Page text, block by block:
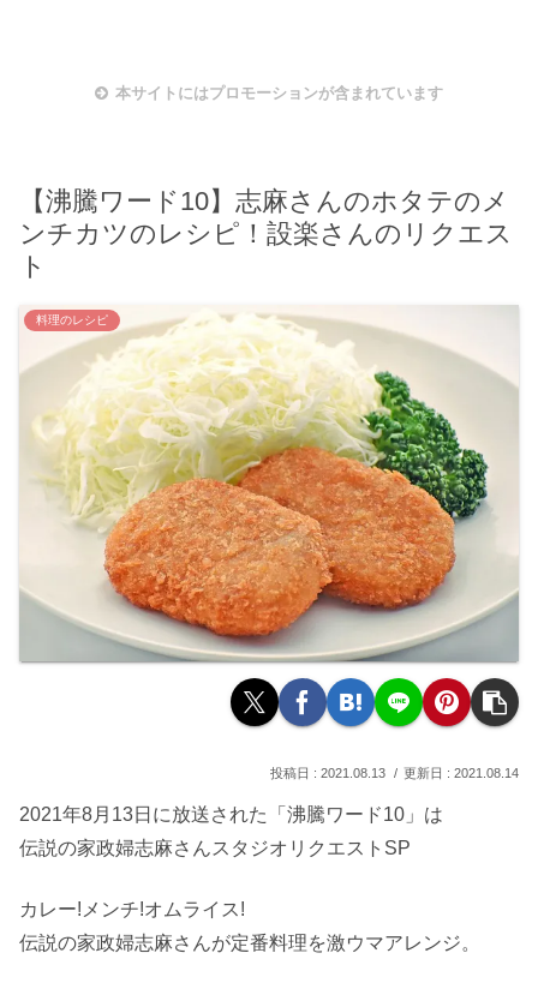
本サイトにはプロモーションが含まれています
【沸騰ワード10】志麻さんのホタテのメ
ンチカツのレシピ！設楽さんのリクエス
ト
料理のレシピ
2021.08.13 2021.08.14
2021年8月13日に放送された「沸騰ワード10」は
伝説の家政婦志麻さんスタジオリクエストSP
カレー!メンチ!オムライス!
伝説の家政婦志麻さんが定番料理を激ウマアレンジ。